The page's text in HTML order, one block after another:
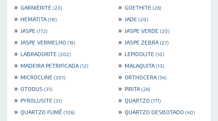
» GARNIÈRITE (23) » GOETHITE (26)
» HEMATITA (18) » JADE (20)
» JASPE (172) » JASPE VERDE (20)
» JASPE VERMELHO (19) » JASPE ZEBRA (27)
» LABRADORITE (202) » LEPIDOLITE (10)
» MADEIRA PETRIFICADA (12) » MALAQUITA (13)
» MICROCLINE (301) » ORTHOCERA (54)
» OTODUS (31) » PIRITA (26)
» PYROLUSITE (31) » QUARTZO (171)
» QUARTZO FUMÊ (106) » QUARTZO DESBOTADO (40)